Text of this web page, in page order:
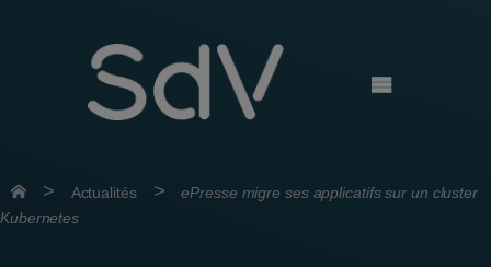
>
Actualités >
ePresse migre ses applicatifs sur un cluster
Kubernetes